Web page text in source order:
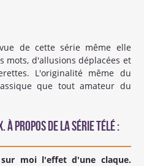
de cette série même elle
mots, d'allusions déplacées et
L'originalité même du
que tout amateur du
à propos de la Série Télé :
moi l'effet d'une claque.